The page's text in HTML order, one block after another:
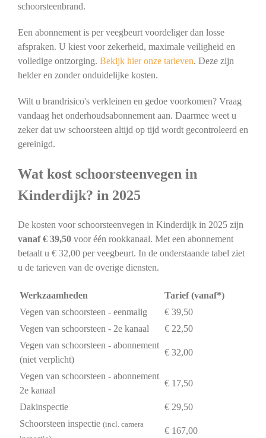
schoorsteenbrand.
Een abonnement is per veegbeurt voordeliger dan losse
afspraken. U kiest voor zekerheid, maximale veiligheid en
volledige ontzorging. Bekijk hier onze tarieven. Deze zijn
helder en zonder onduidelijke kosten.
Wilt u brandrisico's verkleinen en gedoe voorkomen? Vraag
vandaag het onderhoudsabonnement aan. Daarmee weet u
zeker dat uw schoorsteen altijd op tijd wordt gecontroleerd en
gereinigd.
Wat kost schoorsteenvegen in
Kinderdijk? in 2025
De kosten voor schoorsteenvegen in Kinderdijk in 2025 zijn
vanaf € 39,50voor één rookkanaal. Met een abonnement
betaalt u € 32,00 per veegbeurt. In de onderstaande tabel ziet
u de tarieven van de overige diensten.
Werkzaamheden
Tarief (vanaf*)
Vegen van schoorsteen - eenmalig
€ 39,50
Vegen van schoorsteen - 2e kanaal
€ 22,50
Vegen van schoorsteen - abonnement
(niet verplicht)
€ 32,00
Vegen van schoorsteen - abonnement
2e kanaal
€ 17,50
Dakinspectie
€ 29,50
Schoorsteen inspectie (incl. camera
€ 167,00